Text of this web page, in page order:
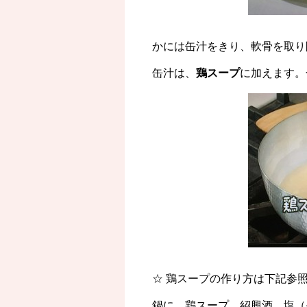
かには缶汁をきり、軟骨を取
缶汁は、 鶏スープに加えます
☆ 鶏スープの作り方は下記参